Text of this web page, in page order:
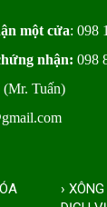
một cửa: 098
nhận: 098
(Mr. Tuấn)
›